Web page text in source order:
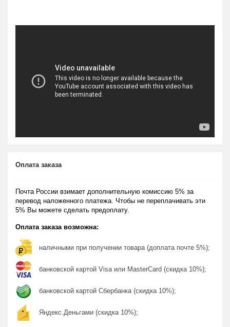
Оплата заказа
Почта России взимает дополнительную комиссию 5% за
перевод наложенного платежа. Чтобы не переплачивать эти
5% Вы можете сделать предоплату.
Оплата заказа возможна:
наличными при получении товара (доплата почте 5%);
банковской картой Visa или MasterCard (скидка 10%);
банковской картой Сбербанка (скидка 10%);
Яндекс.Деньгами (скидка 10%);